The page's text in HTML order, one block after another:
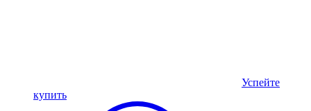
Успейте
купить